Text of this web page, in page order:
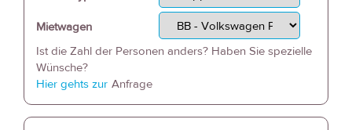
Mietwagen
Ist die Zahl der Personen anders? Haben Sie spezielle
Wünsche?
Hier gehts zur Anfrage